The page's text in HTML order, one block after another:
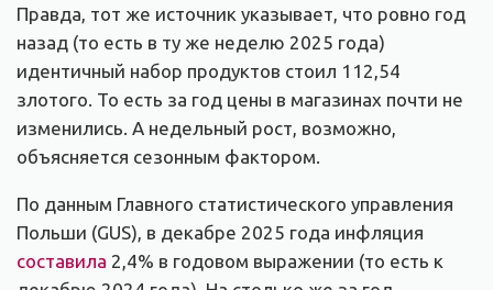
Правда, тот же источник указывает, что ровно год
назад (то есть в ту же неделю 2025 года)
идентичный набор продуктов стоил 112,54
злотого. То есть за год цены в магазинах почти не
изменились. А недельный рост, возможно,
объясняется сезонным фактором.
По данным Главного статистического управления
Польши (GUS), в декабре 2025 года инфляция
составила 2,4% в годовом выражении (то есть к